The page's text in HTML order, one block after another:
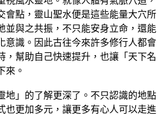
會點，靈山聖水便是這些能量大穴所
並與之共振，不只能安身立命，還能
意識。因此古往今來許多修行人都會
，幫助自己快速提升，也讓「天下名
來。
地」的了解更深了。不只認識的地點
也更加多元，讓更多有心人可以走進